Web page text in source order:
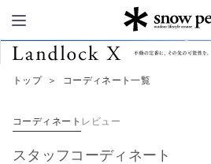
Snow Peak
トップ ＞ コーディネート一覧
コーディネート レビュー
スタッフコーディネート